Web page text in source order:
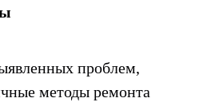
проблем,
методы ремонта